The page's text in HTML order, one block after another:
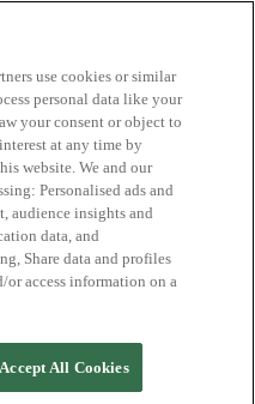
ve iyi
use cookies or similar
personal data like your
your consent or object to
at any time by
website. We and our
Personalised ads and
audience insights and
data, and
Share data and profiles
access information on a
Accept All Cookies